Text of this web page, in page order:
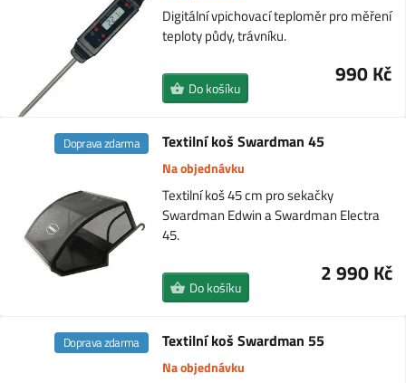
Digitální vpichovací teploměr pro měření
teploty půdy, trávníku.
990 Kč
Do košíku
Textilní koš Swardman 45
Doprava zdarma
Na objednávku
Textilní koš 45 cm pro sekačky
Swardman Edwin a Swardman Electra
45.
2 990 Kč
Do košíku
Textilní koš Swardman 55
Doprava zdarma
Na objednávku